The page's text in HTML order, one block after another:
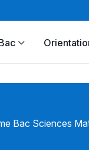
Bac Sciences